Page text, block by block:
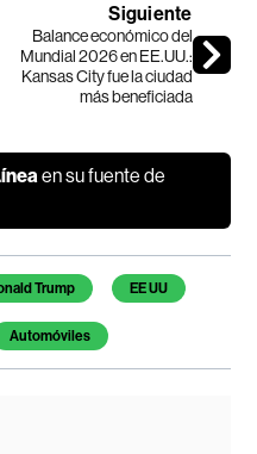
Siguiente
Balance económico del
Mundial 2026 en EE.UU.:
Kansas City fue la ciudad
más beneficiada
en su fuente de
Trump EE UU
Automóviles